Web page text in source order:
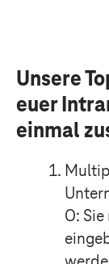
Unsere
euer
einmal
O: